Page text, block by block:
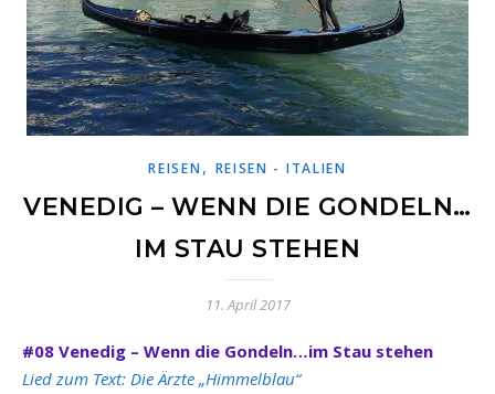
REISEN, REISEN - ITALIEN
VENEDIG – WENN DIE GONDELN…
IM STAU STEHEN
11. April 2017
#08 Venedig – Wenn die Gondeln…im Stau stehen
Lied zum Text: Die Ärzte „Himmelblau“